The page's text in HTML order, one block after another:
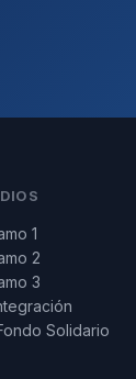
1
2
3
Solidario